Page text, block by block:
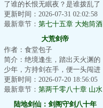
了谁的长恨无眠夜？是谁拨乱了
竖弓琴，惊扰了谁的江上无澜
月？有人在在偌大...
更新时间：2026-07-31 02:02:58
最新章节： 第七十五章 大炮筒酒
大荒剑帝
作者：食堂包子
简介：绝境逢生，踏出天火渊的
少年，方持剑在手，便一头闯进
这场天地大劫！纵剑斩荆棘，苍
穹染血时，且斗...
更新时间：2026-07-20 18:56:05
最新章节： 第两千零八十章 山水
元精
陆地剑仙：剑阁守剑八十年